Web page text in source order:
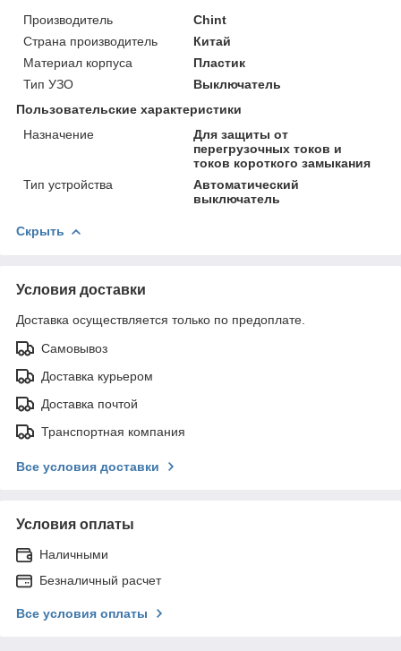
Производитель
Chint
Страна производитель
Китай
Материал корпуса
Пластик
Тип УЗО
Выключатель
Пользовательские характеристики
Назначение
Для защиты от
перегрузочных токов и
токов короткого замыкания
Тип устройства
Автоматический
выключатель
Скрыть
Условия доставки
Доставка осуществляется только по предоплате.
Самовывоз
Доставка курьером
Доставка почтой
Транспортная компания
Все условия доставки
Условия оплаты
Наличными
Безналичный расчет
Все условия оплаты